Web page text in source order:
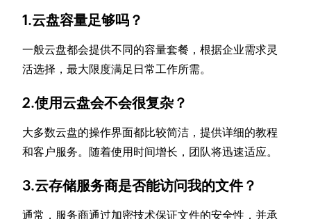
1.云盘容量足够吗？
一般云盘都会提供不同的容量套餐，根据企业需求灵
活选择，最大限度满足日常工作所需。
2.使用云盘会不会很复杂？
大多数云盘的操作界面都比较简洁，提供详细的教程
和客户服务。随着使用时间增长，团队将迅速适应。
3.云存储服务商是否能访问我的文件？
通常，服务商通过加密技术保证文件的安全性，并承